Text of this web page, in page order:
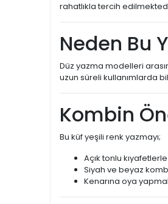
rahatlıkla tercih
Neden Bu
Düz yazma modelleri
uzun süreli kullanımlarda
Kombin
Bu küf yeşili renk yazmayı;
Açık tonlu
Siyah ve beyaz
Kenarına oya